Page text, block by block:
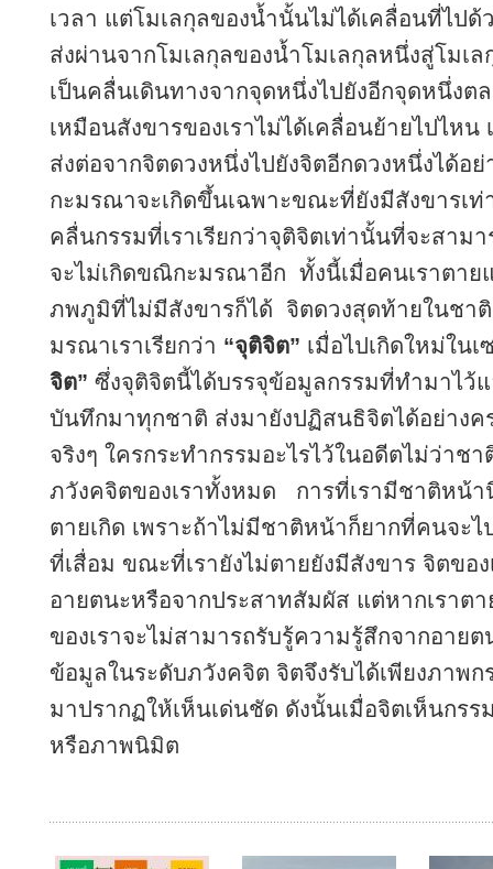
เวลา แต่โมเลกุลของน้ำนั้นไม่ได้เคลื่อนที่ไป
ส่งผ่านจากโมเลกุลของน้ำโมเลกุลหนึ่งสู่โมเ
เป็นคลื่นเดินทางจากจุดหนึ่งไปยังอีกจุดหนึ่ง
เหมือนสังขารของเราไม่ได้เคลื่อนย้ายไปไห
ส่งต่อจากจิตดวงหนึ่งไปยังจิตอีกดวงหนึ่งได้
กะมรณาจะเกิดขึ้นเฉพาะขณะที่ยังมีสังขารเท่
คลื่นกรรมที่เราเรียกว่าจุติจิตเท่านั้นที่จะสาม
จะไม่เกิดขณิกะมรณาอีก ทั้งนี้เมื่อคนเราตาย
ภพภูมิที่ไม่มีสังขารก็ได้ จิตดวงสุดท้ายในชา
มรณาเราเรียกว่า “จุติจิต” เมื่อไปเกิดใหม่ในเ
จิต” ซึ่งจุติจิตนี้ได้บรรจุข้อมูลกรรมที่ทำมาไว้
บันทึกมาทุกชาติ ส่งมายังปฏิสนธิจิตได้อย่างค
จริงๆ ใครกระทำกรรมอะไรไว้ในอดีตไม่ว่าช
ภวังคจิตของเราทั้งหมด การที่เรามีชาติหน้า
ตายเกิด เพราะถ้าไม่มีชาติหน้าก็ยากที่คนจ
ที่เสื่อม ขณะที่เรายังไม่ตายยังมีสังขาร จิตขอ
อายตนะหรือจากประสาทสัมผัส แต่หากเราต
ของเราจะไม่สามารถรับรู้ความรู้สึกจากอาย
ข้อมูลในระดับภวังคจิต จิตจึงรับได้เพียงภาพ
มาปรากฏให้เห็นเด่นชัด ดังนั้นเมื่อจิตเห็นกรร
หรือภาพนิมิต